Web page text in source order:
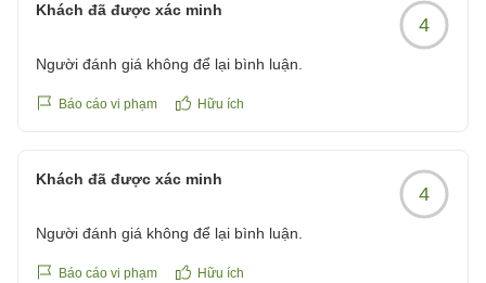
Khách đã được xác minh
4
Người đánh giá không để lại bình luận.
Báo cáo vi phạm Hữu ích
Khách đã được xác minh
4
Người đánh giá không để lại bình luận.
Báo cáo vi phạm Hữu ích